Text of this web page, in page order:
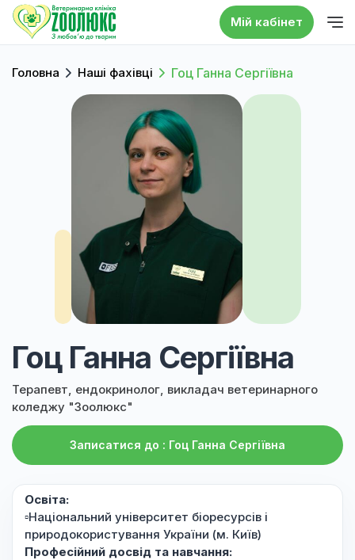
Мій кабінет
Головна Наші фахівці Гоц Ганна Сергіївна
Гоц Ганна Сергіївна
Терапевт, ендокринолог, викладач ветеринарного
коледжу "Зоолюкс"
Записатися до : Гоц Ганна Сергіївна
Освіта:
▫️Національний університет біоресурсів і
природокористування України (м. Київ)
Професійний досвід та навчання: